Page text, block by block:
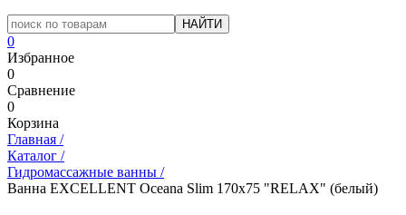
0
Избранное
0
Сравнение
0
Корзина
Главная /
Каталог /
Гидромассажные ванны /
Ванна EXCELLENT Oceana Slim 170x75 "RELAX" (белый)